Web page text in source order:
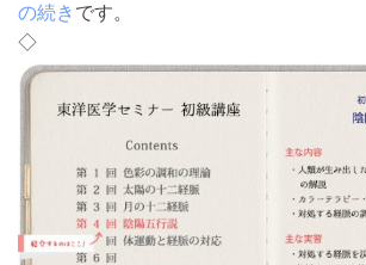
の続き です。
◇